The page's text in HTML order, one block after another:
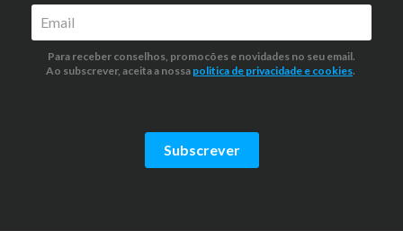
Para receber conselhos, promocões e novidades no seu email.
Ao subscrever, aceita a nossa politica de privacidade e cookies.
Subscrever